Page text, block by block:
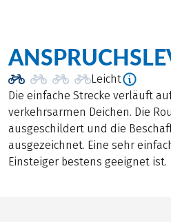
Leicht
Die einfache Strecke verläuft
verkehrsarmen Deichen. Die
ausgeschildert und die
ausgezeichnet. Eine sehr
Einsteiger bestens geeignet ist.